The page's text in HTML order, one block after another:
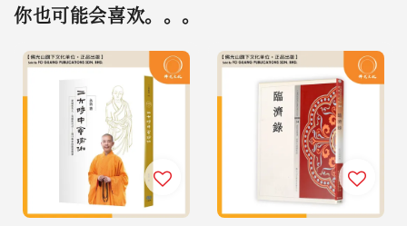
你也可能会喜欢。。。